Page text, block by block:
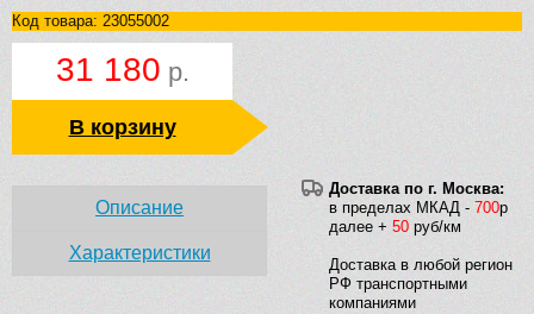
Код товара: 23055002
31 180 р.
В корзину
Доставка по г. Москва:
в пределах МКАД - 700р
далее + 50 руб/км
Доставка в любой регион
РФ транспортными
компаниями
Описание
Характеристики